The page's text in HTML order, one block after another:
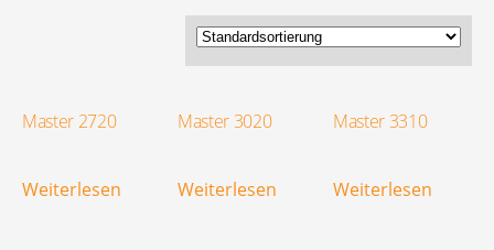
Master 2720
Weiterlesen
Master 3020
Weiterlesen
Master 3310
Weiterlesen